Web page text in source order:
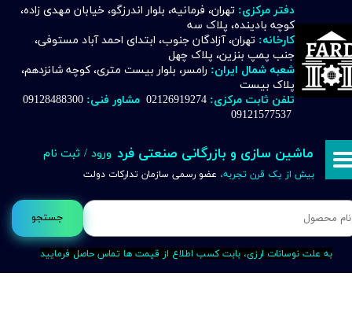
جستجو
دفتر مرکزی: تهران، فرمانیه، بلوار اندرزگو، خیابان مهدی زاده،
کوچه بادینده، پلاک سه
کارخانه: تهران، آزادگان جنوب، ابتدای احمد آباد مستوفی،
جنب پمپ بنزین، پلاک چهل
شعبه شمال ایران: رامسر، بلوار بیست متری، کوچه شانزدهم،
پلاک بیست
تلفن ثابت مرکزی: 02126919274 مشاور فنی:
09121577537
ماشین سازی و بازرگانی صنعتی فرد
بیش از یک قرن تجربه، عضو رسمی سازمان تدارکات دولت
ورود / ثبت نام
حساب کاربری من
تغییر گذر واژه
خروج از حساب کاربری
به علت نوسانات ارزی، بابت کسب اطلاع از قیمت ها تماس حاصل فرمایید